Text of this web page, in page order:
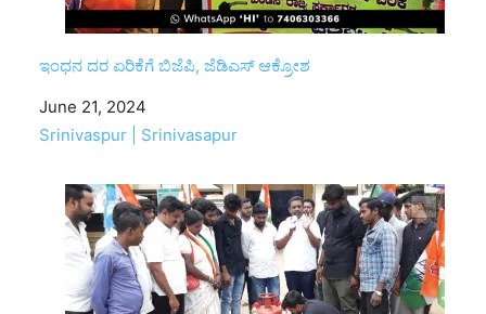
ಇಂಧನ ದರ ಏರಿಕೆಗೆ ಬಿಜೆಪಿ, ಜೆಡಿಎಸ್‌ ಆಕ್ರೋಶ
Date
June 21, 2024
In relation to
Srinivaspur | Srinivasapur